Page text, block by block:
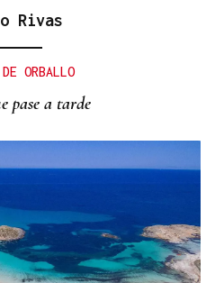
Rivas
ORBALLO
pase a tarde